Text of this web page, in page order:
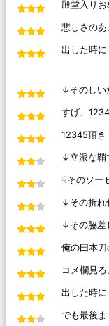
殿堂入りお
悲しさのあ
出した時
↓そのしい
すげ、
12345頂き
↓立派な鞘
☟そのソー
↓その折れ
↓その脇差
俺の曰本刀
コメ欄見
出した時
でも最後ま